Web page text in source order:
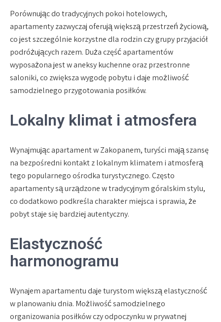
Porównując do tradycyjnych pokoi hotelowych,
apartamenty zazwyczaj oferują większą przestrzeń życiową,
co jest szczególnie korzystne dla rodzin czy grupy przyjaciół
podróżujących razem. Duża część apartamentów
wyposażona jest w aneksy kuchenne oraz przestronne
saloniki, co zwiększa wygodę pobytu i daje możliwość
samodzielnego przygotowania posiłków.
Lokalny klimat i atmosfera
Wynajmując apartament w Zakopanem, turyści mają szansę
na bezpośredni kontakt z lokalnym klimatem i atmosferą
tego popularnego ośrodka turystycznego. Często
apartamenty są urządzone w tradycyjnym góralskim stylu,
co dodatkowo podkreśla charakter miejsca i sprawia, że
pobyt staje się bardziej autentyczny.
Elastyczność
harmonogramu
Wynajem apartamentu daje turystom większą elastyczność
w planowaniu dnia. Możliwość samodzielnego
organizowania posiłków czy odpoczynku w prywatnej